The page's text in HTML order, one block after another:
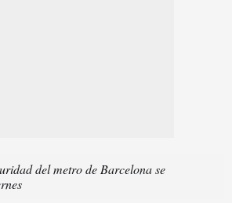
del metro de Barcelona se